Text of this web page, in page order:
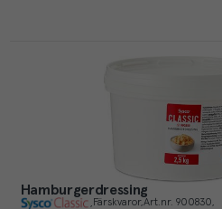
Hamburgerdressing
Färskvaror Art.nr. 900830